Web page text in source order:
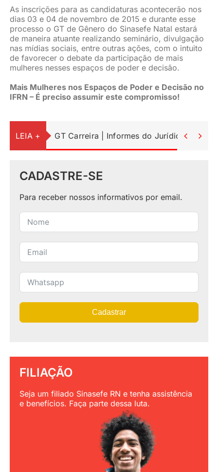
As inscrições para as candidaturas acontecerão nos
dias 03 e 04 de novembro de 2015 e durante esse
processo o GT de Gênero do Sinasefe Natal estará
de maneira atuante realizando seminário, divulgação
nas mídias sociais, entre outras ações, com o intuito
de favorecer o debate da participação de mais
mulheres nesses espaços de poder e decisão.
Mais Mulheres nos Espaços de Poder e Decisão no
IFRN – É preciso assumir este compromisso!
LEIA + GT Carreira | Informes do Jurídico 
CADASTRE-SE
Para receber nossos informativos por email.
Cadastrar
FILIAÇÃO
Seja um filiado Sinasefe RN e tenha assistência
e benefícios. Faça parte dessa luta.